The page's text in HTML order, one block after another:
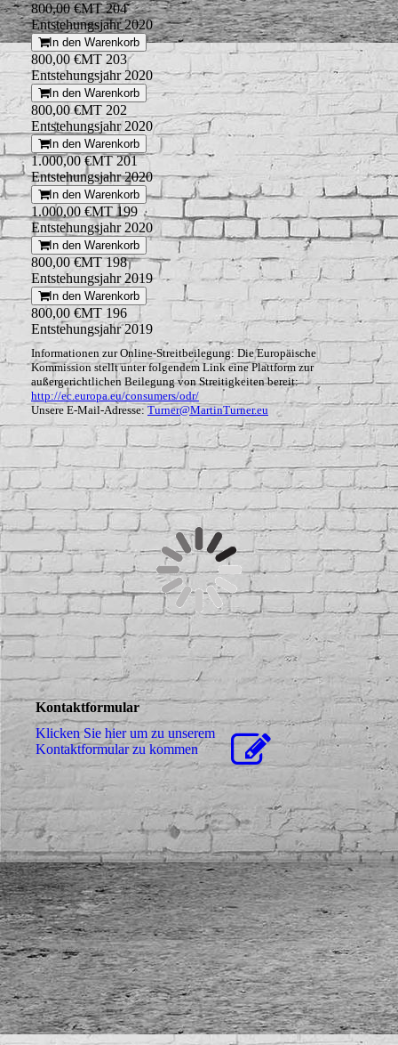
800,00 €MT 204
Entstehungsjahr 2020
In den Warenkorb
800,00 €MT 203
Entstehungsjahr 2020
In den Warenkorb
800,00 €MT 202
Entstehungsjahr 2020
In den Warenkorb
1.000,00 €MT 201
Entstehungsjahr 2020
In den Warenkorb
1.000,00 €MT 199
Entstehungsjahr 2020
In den Warenkorb
800,00 €MT 198
Entstehungsjahr 2019
In den Warenkorb
800,00 €MT 196
Entstehungsjahr 2019
Informationen zur Online-Streitbeilegung: Die Europäische
Kommission stellt unter folgendem Link eine Plattform zur
außergerichtlichen Beilegung von Streitigkeiten bereit:
http://ec.europa.eu/consumers/odr/
Unsere E-Mail-Adresse: Turner@MartinTurner.eu
Kontaktformular
Klicken Sie hier um zu unserem
Kon­takt­for­mu­lar zu kommen